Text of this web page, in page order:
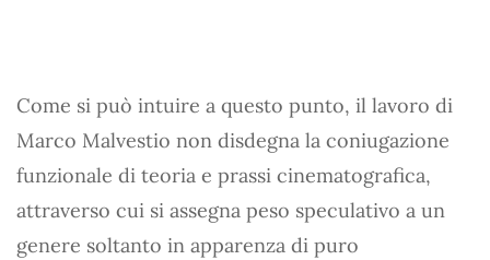
Come si può intuire a questo punto, il lavoro di
Marco Malvestio non disdegna la coniugazione
funzionale di teoria e prassi cinematografica,
attraverso cui si assegna peso speculativo a un
genere soltanto in apparenza di puro